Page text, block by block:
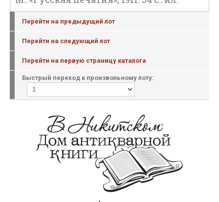
Перейти на предыдущий лот
Перейти на следующий лот
Перейти на первую страницу каталога
Быстрый переход к произвольному лоту: